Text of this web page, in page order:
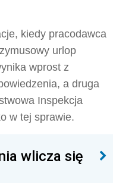
kiedy pracodawca
urlop
wprost z
a druga
Inspekcja
w tej sprawie.
wlicza się